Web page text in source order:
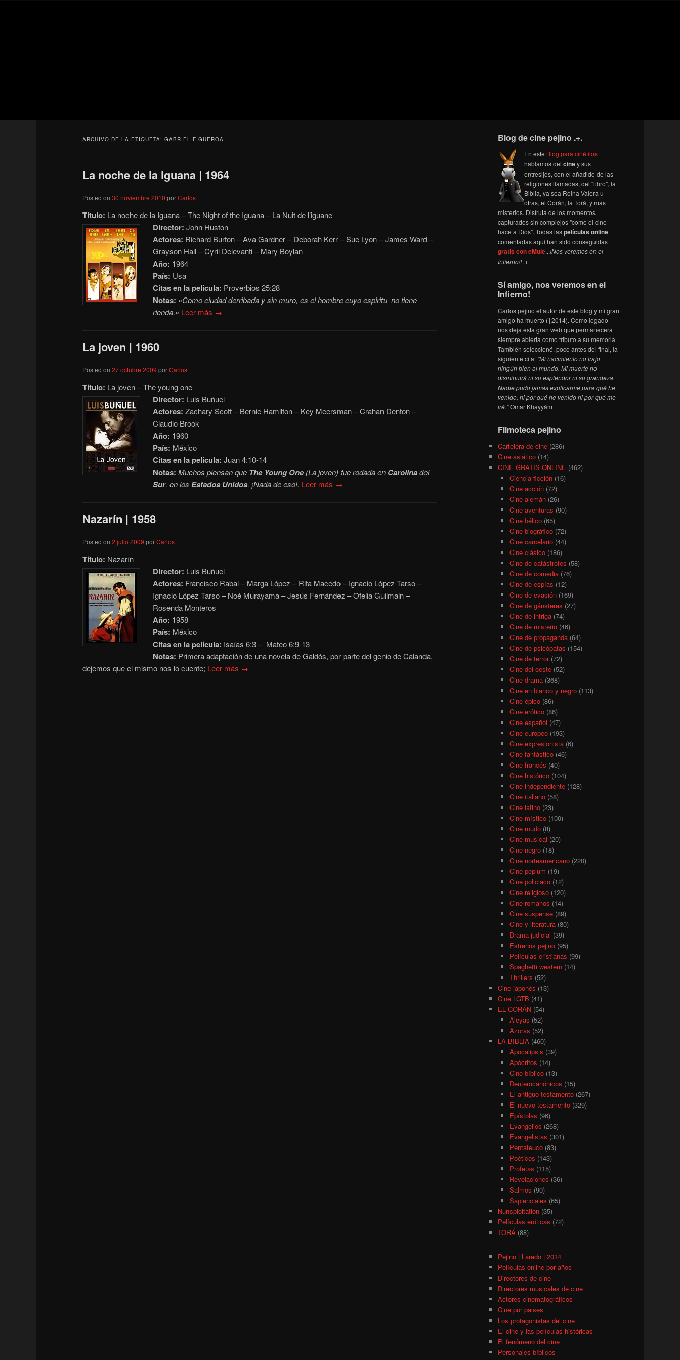
ARCHIVO DE LA ETIQUETA:GABRIEL FIGUEROA
La noche de la iguana | 1964
Posted on30 noviembre 2010 porCarlos
Título: La noche de la Iguana – The Night of the Iguana – La Nuit de l’iguane
Director: John Huston
Actores: Richard Burton – Ava Gardner – Deborah Kerr – Sue Lyon – James Ward –
Grayson Hall – Cyril Delevanti – Mary Boylan
Año: 1964
País: Usa
Citas en la película: Proverbios 25:28
Notas: «Como ciudad derribada y sin muro, es el hombre cuyo espiritu no tiene
rienda.» Leer más →
La joven | 1960
Posted on27 octubre 2009 porCarlos
Título: La joven – The young one
Director: Luis Buñuel
Actores: Zachary Scott – Bernie Hamilton – Key Meersman – Crahan Denton –
Claudio Brook
Año: 1960
País: México
Citas en la película: Juan 4:10-14
Notas: Muchos piensan que The Young One(La joven) fue rodada en Carolinadel
Sur, en los Estados Unidos. ¡Nada de eso!. Leer más →
Nazarín | 1958
Posted on2 julio 2009 porCarlos
Título: Nazarín
Director: Luis Buñuel
Actores: Francisco Rabal – Marga López – Rita Macedo – Ignacio López Tarso –
Ignacio López Tarso – Noé Murayama – Jesús Fernández – Ofelia Guilmain –
Rosenda Monteros
Año: 1958
País: México
Citas en la película: Isaías 6:3 – Mateo 6:9-13
Notas: Primera adaptación de una novela de Galdós, por parte del genio de Calanda,
dejemos que el mismo nos lo cuente; Leer más →
Blog de cine pejino .+.
En este Blog para cinéfilos
hablamos del ciney sus
entresijos, con el añadido de las
religiones llamadas, del "libro", la
Biblia, ya sea Reina Valera u
otras, el Corán, la Torá, y más
misterios. Disfruta de los momentos
capturados sin complejos "como el cine
hace a Dios". Todas laspelículas online
comentadas aquí han sido conseguidas
gratis con eMule...¡Nos veremos en el
Infierno!! .+.
Sí amigo, nos veremos en el
Infierno!
Carlos pejino el autor de este blog y mi gran
amigo ha muerto (†2014). Como legado
nos deja esta gran web que permanecerá
siempre abierta como tributo a su memoria.
También seleccionó, poco antes del final, la
siguiente cita: "Mi nacimiento no trajo
ningún bien al mundo. Mi muerte no
disminuirá ni su esplendor ni su grandeza.
Nadie pudo jamás explicarme para qué he
venido, ni por qué he venido ni por qué me
iré."Omar Khayyám
Filmoteca pejino
Cartelera de cine (286)
Cine asiático (14)
CINE GRATIS ONLINE (462)
Ciencia ficción(16)
Cine acción(72)
Cine alemán(26)
Cine aventuras (90)
Cine bélico(65)
Cine biográfico(72)
Cine carcelario(44)
Cine clásico(186)
Cine de catástrofes (58)
Cine de comedia(76)
Cine de espías (12)
Cine de evasión(169)
Cine de gánsteres (27)
Cine de intriga(74)
Cine de misterio(46)
Cine de propaganda(64)
Cine de psicópatas (154)
Cine de terror(72)
Cine del oeste(52)
Cine drama(368)
Cine en blanco y negro(113)
Cine épico(86)
Cine erótico(86)
Cine español (47)
Cine europeo(193)
Cine expresionista(6)
Cine fantástico(46)
Cine francés (40)
Cine histórico(104)
Cine independiente(128)
Cine italiano(58)
Cine latino(23)
Cine místico(100)
Cine mudo(8)
Cine musical (20)
Cine negro(18)
Cine norteamericano(220)
Cine peplum (19)
Cine policiaco(12)
Cine religioso(120)
Cine romanos (14)
Cine suspense(89)
Cine y literatura(80)
Drama judicial (39)
Estrenos pejino(95)
Películas cristianas (99)
Spaghetti western(14)
Thrillers (52)
Cine japonés (13)
Cine LGTB (41)
EL CORÁN (54)
Aleyas (52)
Azoras (52)
LA BIBLIA (460)
Apocalipsis (39)
Apócrifos (14)
Cine bíblico(13)
Deuterocanónicos (15)
El antiguo testamento(267)
El nuevo testamento(329)
Epístolas (96)
Evangelios (268)
Evangelistas (301)
Pentateuco(83)
Poéticos (143)
Profetas (115)
Revelaciones (36)
Salmos (90)
Sapienciales (65)
Nunsploitation (35)
Películas eróticas (72)
TORÁ (88)
Pejino | Laredo | 2014
Películas online por años
Directores de cine
Directores musicales de cine
Actores cinematográficos
Cine por paises
Los protagonistas del cine
El cine y las películas históricas
El fenómeno del cine
Personajes bíblicos